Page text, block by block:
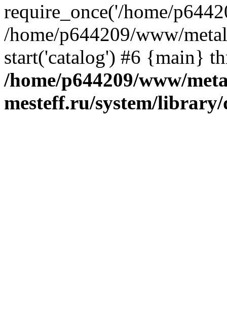
require_once('/home/
/home/p644209/www/
start('catalog') #6 {main}
/home/p644209/www/
mesteff.ru/system/